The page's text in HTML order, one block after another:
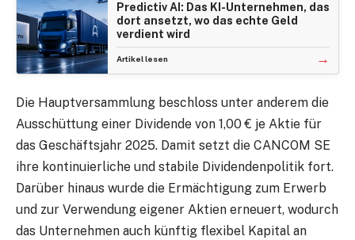
Predictiv AI: Das KI-Unternehmen, das
dort ansetzt, wo das echte Geld
verdient wird
Artikel lesen →
Die Hauptversammlung beschloss unter anderem die
Ausschüttung einer Dividende von 1,00 € je Aktie für
das Geschäftsjahr 2025. Damit setzt die CANCOM SE
ihre kontinuierliche und stabile Dividendenpolitik fort.
Darüber hinaus wurde die Ermächtigung zum Erwerb
und zur Verwendung eigener Aktien erneuert, wodurch
das Unternehmen auch künftig flexibel Kapital an